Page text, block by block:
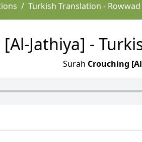
Turkish Translation -
Jathiya] -
Surah Crouching